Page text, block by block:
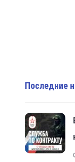
Последние